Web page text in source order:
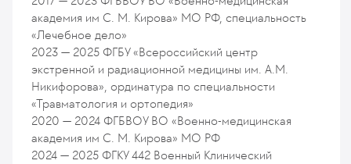
академия им С. М. Кирова» МО РФ, специальность
«Лечебное дело»
2023 — 2025 ФГБУ «Всероссийский центр
экстренной и радиационной медицины им. А.М.
Никифорова», ординатура по специальности
«Травматология и ортопедия»
2020 — 2024 ФГБВОУ ВО «Военно-медицинская
академия им С. М. Кирова» МО РФ
2024 — 2025 ФГКУ 442 Военный Клинический